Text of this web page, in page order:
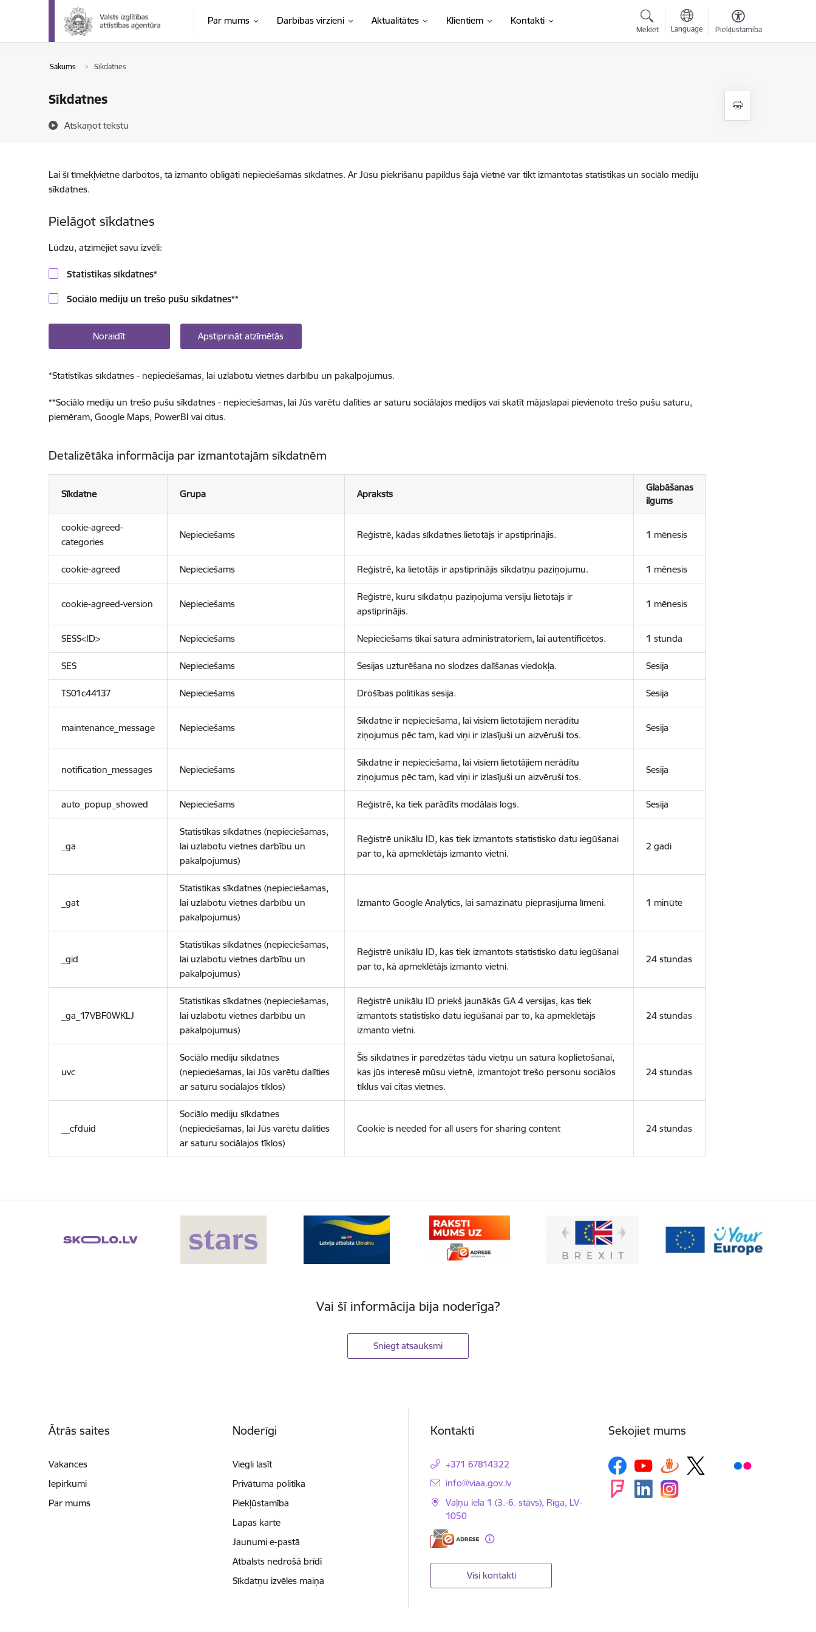
Pāriet uz lapas saturu
Par mums Darbības virzieni Aktualitātes Klientiem Kontakti
Meklēt Language Piekļūstamība
Sākums Sīkdatnes
Sīkdatnes
Atskaņot tekstu
Lai šī tīmekļvietne darbotos, tā izmanto obligāti nepieciešamās sīkdatnes. Ar Jūsu piekrišanu papildus šajā vietnē var tikt izmantotas statistikas un sociālo mediju
sīkdatnes.
Pielāgot sīkdatnes
Lūdzu, atzīmējiet savu izvēli:
Statistikas sīkdatnes*
Sociālo mediju un trešo pušu sīkdatnes**
Noraidīt Apstiprināt atzīmētās
*Statistikas sīkdatnes - nepieciešamas, lai uzlabotu vietnes darbību un pakalpojumus.
**Sociālo mediju un trešo pušu sīkdatnes - nepieciešamas, lai Jūs varētu dalīties ar saturu sociālajos medijos vai skatīt mājaslapai pievienoto trešo pušu saturu,
piemēram, Google Maps, PowerBI vai citus.
Detalizētāka informācija par izmantotajām sīkdatnēm
Sīkdatne Grupa Apraksts
Glabāšanas
ilgums
cookie-agreed-
categories
Nepieciešams Reģistrē, kādas sīkdatnes lietotājs ir apstiprinājis. 1 mēnesis
cookie-agreed Nepieciešams Reģistrē, ka lietotājs ir apstiprinājis sīkdatņu paziņojumu. 1 mēnesis
cookie-agreed-version Nepieciešams
Reģistrē, kuru sīkdatņu paziņojuma versiju lietotājs ir
apstiprinājis.
1 mēnesis
SESS<ID> Nepieciešams Nepieciešams tikai satura administratoriem, lai autentificētos. 1 stunda
SES Nepieciešams Sesijas uzturēšana no slodzes dalīšanas viedokļa. Sesija
TS01c44137 Nepieciešams Drošības politikas sesija. Sesija
maintenance_message Nepieciešams
Sīkdatne ir nepieciešama, lai visiem lietotājiem nerādītu
ziņojumus pēc tam, kad viņi ir izlasījuši un aizvēruši tos.
Sesija
notification_messages Nepieciešams
Sīkdatne ir nepieciešama, lai visiem lietotājiem nerādītu
ziņojumus pēc tam, kad viņi ir izlasījuši un aizvēruši tos.
Sesija
auto_popup_showed Nepieciešams Reģistrē, ka tiek parādīts modālais logs. Sesija
_ga
Statistikas sīkdatnes (nepieciešamas,
lai uzlabotu vietnes darbību un
pakalpojumus)
Reģistrē unikālu ID, kas tiek izmantots statistisko datu iegūšanai
par to, kā apmeklētājs izmanto vietni.
2 gadi
_gat
Statistikas sīkdatnes (nepieciešamas,
lai uzlabotu vietnes darbību un
pakalpojumus)
Izmanto Google Analytics, lai samazinātu pieprasījuma līmeni. 1 minūte
_gid
Statistikas sīkdatnes (nepieciešamas,
lai uzlabotu vietnes darbību un
pakalpojumus)
Reģistrē unikālu ID, kas tiek izmantots statistisko datu iegūšanai
par to, kā apmeklētājs izmanto vietni.
24 stundas
_ga_17VBF0WKLJ
Statistikas sīkdatnes (nepieciešamas,
lai uzlabotu vietnes darbību un
pakalpojumus)
Reģistrē unikālu ID priekš jaunākās GA 4 versijas, kas tiek
izmantots statistisko datu iegūšanai par to, kā apmeklētājs
izmanto vietni.
24 stundas
uvc
Sociālo mediju sīkdatnes
(nepieciešamas, lai Jūs varētu dalīties
ar saturu sociālajos tīklos)
Šīs sīkdatnes ir paredzētas tādu vietņu un satura koplietošanai,
kas jūs interesē mūsu vietnē, izmantojot trešo personu sociālos
tīklus vai citas vietnes.
24 stundas
__cfduid
Sociālo mediju sīkdatnes
(nepieciešamas, lai Jūs varētu dalīties
ar saturu sociālajos tīklos)
Cookie is needed for all users for sharing content 24 stundas
Vai šī informācija bija noderīga?
Sniegt atsauksmi
Ātrās saites
Vakances
Iepirkumi
Par mums
Noderīgi
Viegli lasīt
Privātuma politika
Piekļūstamība
Lapas karte
Jaunumi e-pastā
Atbalsts nedrošā brīdī
Sīkdatņu izvēles maiņa
Kontakti
+371 67814322
E-pasts:
info@viaa.gov.lv
Vaļņu iela 1 (3.-6. stāvs), Rīga, LV-
1050
Visi kontakti
Sekojiet mums